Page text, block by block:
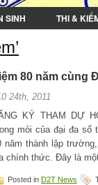
SINH THI &
80 năm cùng
24th, 2011
KÝ THAM DỰ
mỏi của đại đa số
năm thành lập
chính thức. Đây là
Posted in D2T News